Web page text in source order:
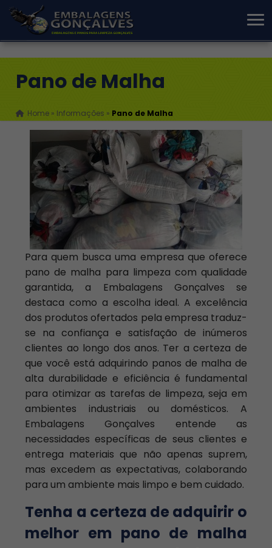
Pano de Malha
Home » Informações » Pano de Malha
Para quem busca uma empresa que oferece
pano de malha para limpeza com qualidade
garantida, a Embalagens Gonçalves se
destaca como a escolha ideal. A excelência
dos produtos ofertados pela empresa traduz-
se na confiança e satisfação de inúmeros
clientes ao longo dos anos. Ter a certeza de
que você está adquirindo panos de malha de
alta durabilidade e eficiência é fundamental
para otimizar as tarefas de limpeza, seja em
ambientes industriais ou domésticos. A
Embalagens Gonçalves entende as
necessidades específicas de seus clientes e
entrega materiais que não apenas suprem,
mas excedem as expectativas, colaborando
para um ambiente mais limpo e bem cuidado.
Tenha a certeza de adquirir o
melhor em pano de malha